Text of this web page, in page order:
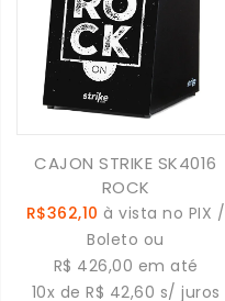
CAJON STRIKE SK4016
ROCK
R$362,10 à vista no PIX /
Boleto ou
R$ 426,00 em até
10x de R$ 42,60 s/ juros